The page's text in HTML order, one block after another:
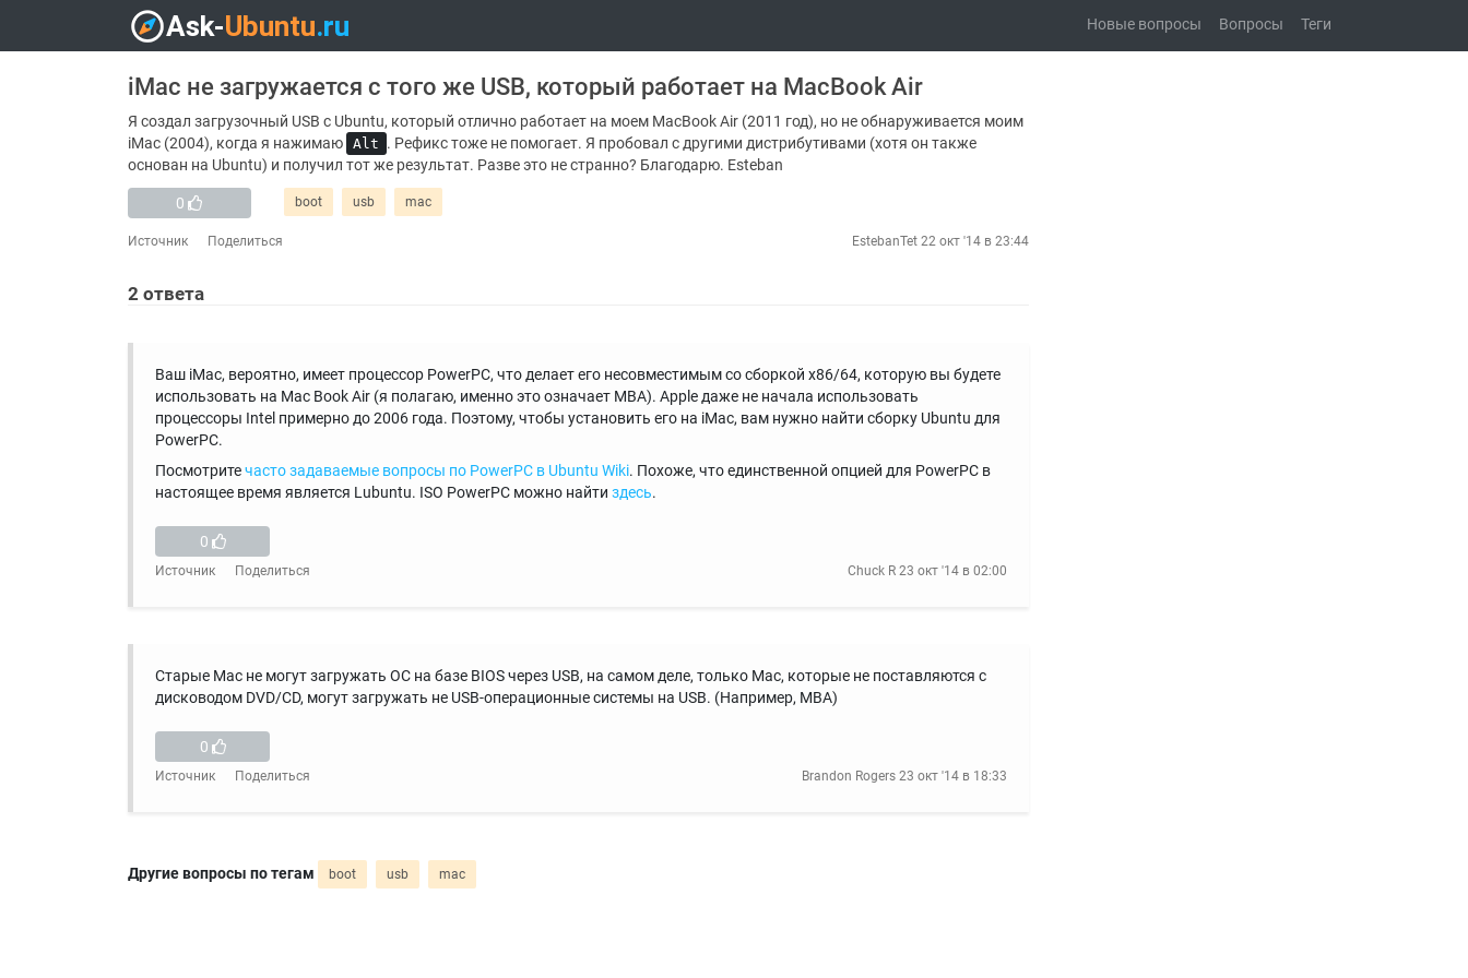
Новые вопросы Вопросы Теги
iMac не загружается с того же USB, который работает на MacBook Air
Я создал загрузочный USB с Ubuntu, который отлично работает на моем MacBook Air (2011 год), но не обнаруживается моим
iMac (2004), когда я нажимаю
Alt . Рефикс тоже не помогает. Я пробовал с другими дистрибутивами (хотя он также
основан на Ubuntu) и получил тот же результат. Разве это не странно? Благодарю. Esteban
0 boot usb mac
Источник Поделиться EstebanTet 22 окт '14 в 23:44
2 ответа
Ваш iMac, вероятно, имеет процессор PowerPC, что делает его несовместимым со сборкой x86/64, которую вы будете
использовать на Mac Book Air (я полагаю, именно это означает MBA). Apple даже не начала использовать
процессоры Intel примерно до 2006 года. Поэтому, чтобы установить его на iMac, вам нужно найти сборку Ubuntu для
PowerPC.
Посмотритечасто задаваемые вопросы по PowerPC в Ubuntu Wiki. Похоже, что единственной опцией для PowerPC в
настоящее время является Lubuntu. ISO PowerPC можно найти здесь.
0
Источник Поделиться Chuck R 23 окт '14 в 02:00
Старые Mac не могут загружать ОС на базе BIOS через USB, на самом деле, только Mac, которые не поставляются с
дисководом DVD/CD, могут загружать не USB-операционные системы на USB. (Например, МВА)
0
Источник Поделиться Brandon Rogers 23 окт '14 в 18:33
Другие вопросы по тегам boot usb mac